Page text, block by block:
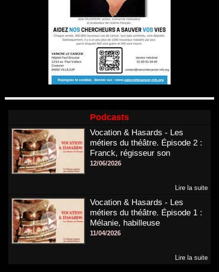
Podcasts
Vocation & Hasards - Les
métiers du théâtre. Épisode 2 :
Franck, régisseur son
12/06/2026
Lire la suite
Vocation & Hasards - Les
métiers du théâtre. Épisode 1 :
Mélanie, habilleuse
11/04/2026
Lire la suite